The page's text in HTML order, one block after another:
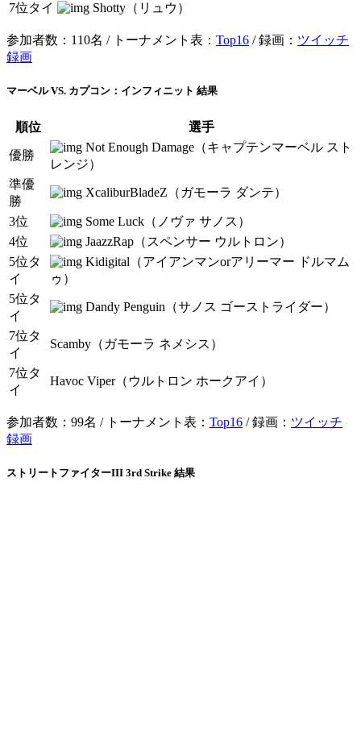
7位タイ
Shotty（リュウ）
参加者数：110名 / トーナメント表： Top16 / 録画： ツイッチ
録画
マーベル VS. カプコン：インフィニット 結果
順位 選手
優勝
Not Enough Damage（キャプテンマーベル スト
レンジ）
準優
勝
XcaliburBladeZ（ガモーラ ダンテ）
3位
Some Luck（ノヴァ サノス）
4位
JaazzRap（スペンサー ウルトロン）
5位タ
イ
Kidigital（アイアンマンorアリーマー ドルマム
ゥ）
5位タ
イ
Dandy Penguin（サノス ゴーストライダー）
7位タ
イ
Scamby（ガモーラ ネメシス）
7位タ
イ
Havoc Viper（ウルトロン ホークアイ）
参加者数：99名 / トーナメント表： Top16 / 録画： ツイッチ
録画
ストリートファイターIII 3rd Strike 結果